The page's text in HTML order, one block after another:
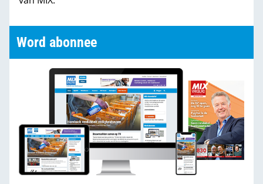
Word abonnee